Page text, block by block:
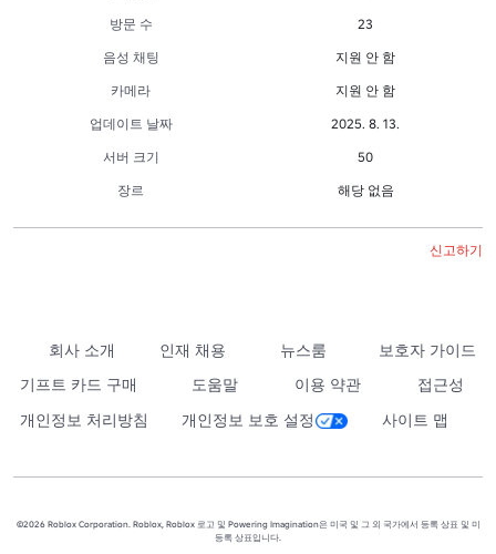
방문 수
23
음성 채팅
지원 안 함
카메라
지원 안 함
업데이트 날짜
2025. 8. 13.
서버 크기
50
장르
해당 없음
신고하기
회사 소개 인재 채용 뉴스룸
보호자 가이드
기프트 카드 구매
도움말 이용 약관
접근성
개인정보 처리방침
개인정보 보호 설정 사이트 맵
©2026 Roblox Corporation. Roblox, Roblox 로고 및 Powering Imagination은 미국 및 그 외 국가에서 등록 상표 및 미
등록 상표입니다.